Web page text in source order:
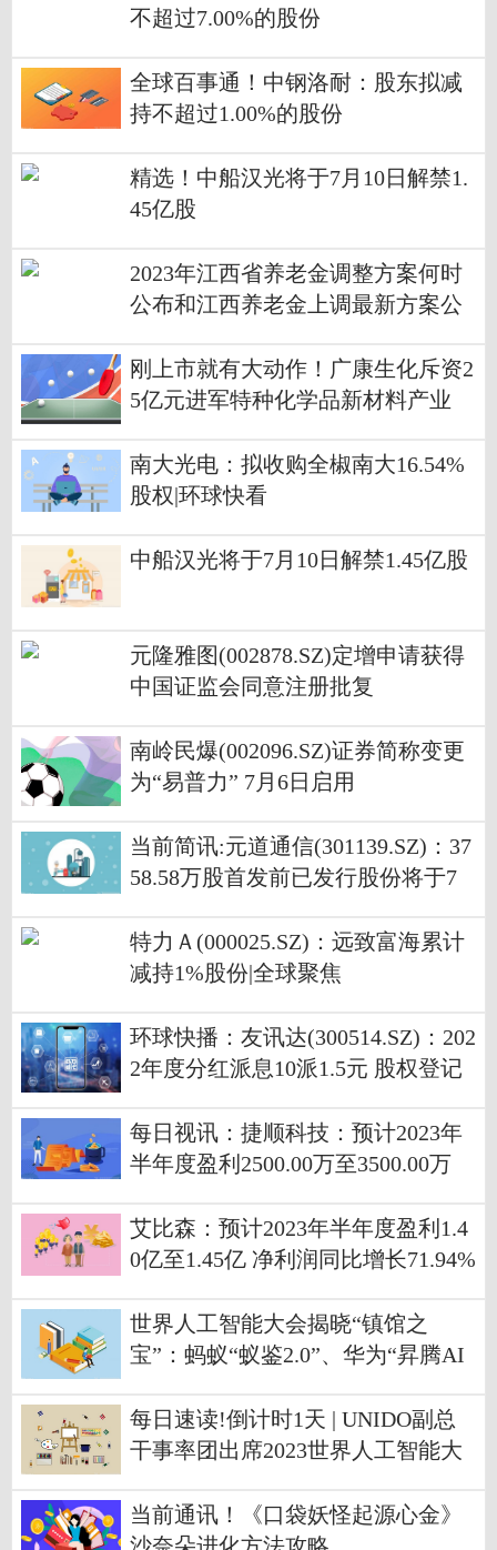
不超过7.00%的股份
全球百事通！中钢洛耐：股东拟减
持不超过1.00%的股份
精选！中船汉光将于7月10日解禁1.
45亿股
2023年江西省养老金调整方案何时
公布和江西养老金上调最新方案公
刚上市就有大动作！广康生化斥资2
5亿元进军特种化学品新材料产业
南大光电：拟收购全椒南大16.54%
股权|环球快看
中船汉光将于7月10日解禁1.45亿股
元隆雅图(002878.SZ)定增申请获得
中国证监会同意注册批复
南岭民爆(002096.SZ)证券简称变更
为“易普力” 7月6日启用
当前简讯:元道通信(301139.SZ)：37
58.58万股首发前已发行股份将于7
特力Ａ(000025.SZ)：远致富海累计
减持1%股份|全球聚焦
环球快播：友讯达(300514.SZ)：202
2年度分红派息10派1.5元 股权登记
每日视讯：捷顺科技：预计2023年
半年度盈利2500.00万至3500.00万
艾比森：预计2023年半年度盈利1.4
0亿至1.45亿 净利润同比增长71.94%
世界人工智能大会揭晓“镇馆之
宝”：蚂蚁“蚁鉴2.0”、华为“昇腾AI
每日速读!倒计时1天 | UNIDO副总
干事率团出席2023世界人工智能大
当前通讯！《口袋妖怪起源心金》